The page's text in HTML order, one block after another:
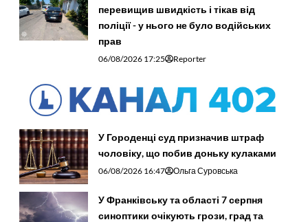
перевищив швидкість і тікав від
поліції - у нього не було водійських
прав
06/08/2026 17:25 Reporter
У Городенці суд призначив штраф
чоловіку, що побив доньку кулаками
06/08/2026 16:47 Ольга Суровська
У Франківську та області 7 серпня
синоптики очікують грози, град та